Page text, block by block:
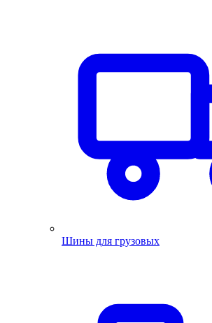
Шины для грузовых